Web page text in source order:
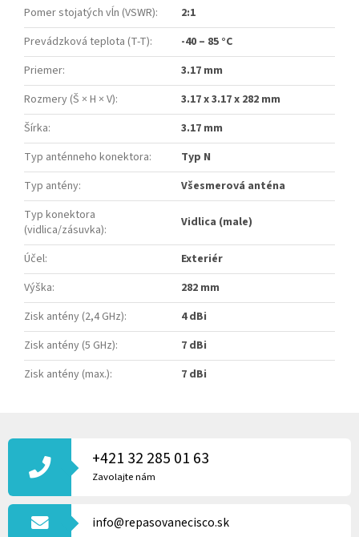
Pomer stojatých vĺn (VSWR):
2:1
Prevádzková teplota (T-T):
-40 – 85 °C
Priemer:
3.17 mm
Rozmery (Š × H × V):
3.17 x 3.17 x 282 mm
Šírka:
3.17 mm
Typ anténneho konektora:
Typ N
Typ antény:
Všesmerová anténa
Typ konektora
(vidlica/zásuvka): Vidlica (male)
Účel:
Exteriér
Výška:
282 mm
Zisk antény (2,4 GHz):
4 dBi
Zisk antény (5 GHz):
7 dBi
Zisk antény (max.): 7 dBi
Á
T
+421 32 285 01 63
Zavolajte nám
info@repasovanecisco.sk